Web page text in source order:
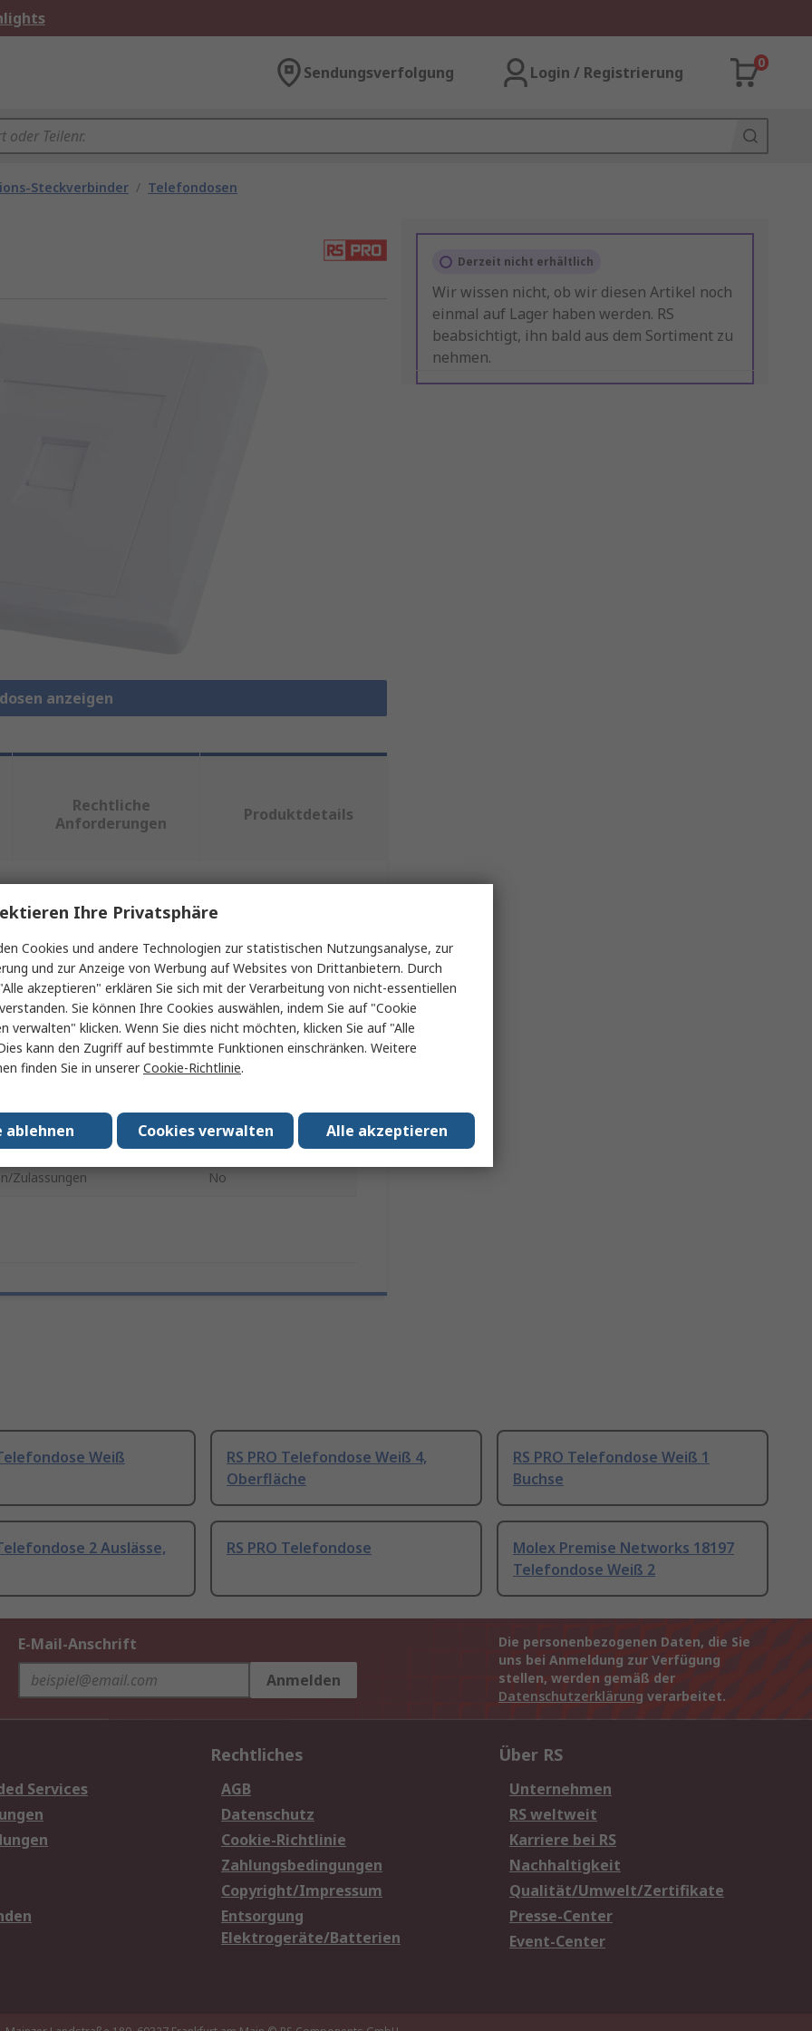
Sendungsverfolgung Login / Registrierung
0
Steckverbinder / Telefondosen
anzeigen
Derzeit nicht erhältlich
Wir wissen nicht, ob wir diesen Artikel noch
einmal auf Lager haben werden. RS
beabsichtigt, ihn bald aus dem Sortiment zu
nehmen.
Rechtliche
Anforderungen
Produktdetails
oder mehrere Eigenschaften auswählen.
Wert
RS PRO
RJ45
Typ Telefondose
Weiß
Zulassungen No
Weiß
RS PRO Telefondose Weiß 4,
Oberfläche
RS PRO Telefondose Weiß 1
Buchse
2 Auslässe,
RS PRO Telefondose
Molex Premise Networks 18197
Telefondose Weiß 2
E-Mail-Anschrift
Anmelden
Die personenbezogenen Daten, die Sie
uns bei Anmeldung zur Verfügung
stellen, werden gemäß der
Datenschutzerklärung verarbeitet.
Services
Rechtliches
AGB
Datenschutz
Cookie-Richtlinie
Zahlungsbedingungen
Copyright/Impressum
Entsorgung
Elektrogeräte/Batterien
Über RS
Unternehmen
RS weltweit
Karriere bei RS
Nachhaltigkeit
Qualität/Umwelt/Zertifikate
Presse-Center
Event-Center
Ihre Privatsphäre
Cookies und andere Technologien zur statistischen Nutzungsanalyse, zur
und zur Anzeige von Werbung auf Websites von Drittanbietern. Durch
akzeptieren" erklären Sie sich mit der Verarbeitung von nicht-essentiellen
Sie können Ihre Cookies auswählen, indem Sie auf "Cookie
verwalten" klicken. Wenn Sie dies nicht möchten, klicken Sie auf "Alle
kann den Zugriff auf bestimmte Funktionen einschränken. Weitere
finden Sie in unsererCookie-Richtlinie.
Alle akzeptieren
Cookies verwalten
ablehnen